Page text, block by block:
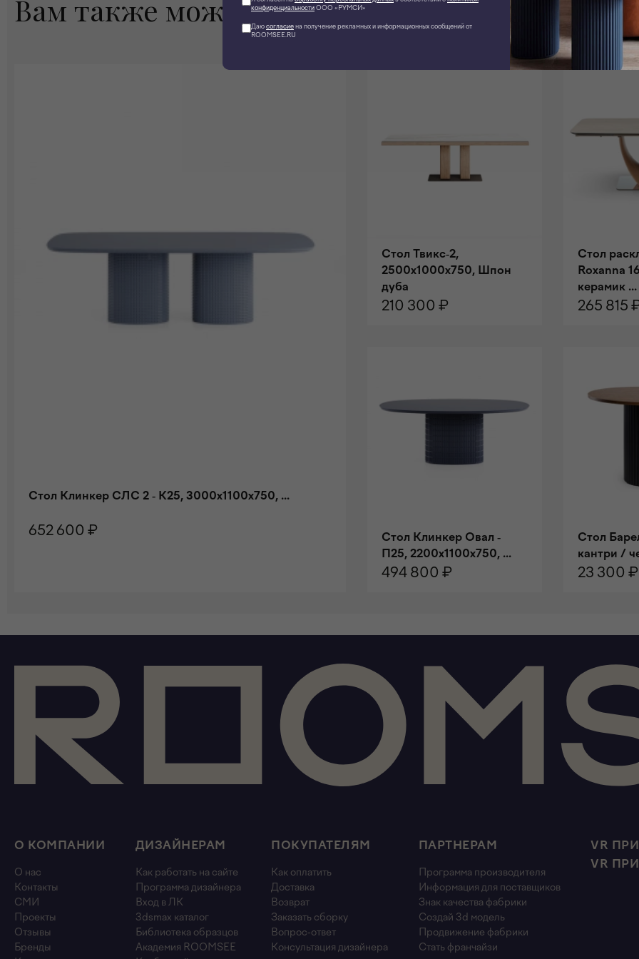
Вам также может понравиться
Стол Клинкер СЛС 2 - К25, 3000x1100x750, ...
652 600 ₽
Стол Твикс-2,
2500x1000x750, Шпон
дуба
210 300 ₽
Стол
Roxanna
керамик ...
265 815
Стол Клинкер Овал -
П25, 2200x1100х750, ...
494 800 ₽
Стол
кантри /
23 300 ₽
О КОМПАНИИ
О нас
Контакты
СМИ
Проекты
Отзывы
Бренды
ДИЗАЙНЕРАМ
Как работать на сайте
Программа дизайнера
Вход в ЛК
3dsmax каталог
Библиотека образцов
Академия ROOMSEE
ПОКУПАТЕЛЯМ
Как оплатить
Доставка
Возврат
Заказать сборку
Вопрос-ответ
Консультация дизайнера
ПАРТНЕРАМ
Программа производителя
Информация для поставщиков
Знак качества фабрики
Создай 3d модель
Продвижение фабрики
Стать франчайзи
VR
VR
конфиденциальностиООО «РУМСИ»
Даюсогласиена получение рекламных и информационных сообщений от
ROOMSEE.RU